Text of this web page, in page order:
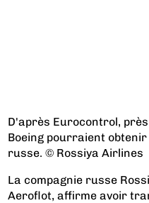
D'après Eurocontrol,
Boeing pourraient
russe. © Rossiya Airlines
La compagnie russe
Aeroflot, affirme avoir